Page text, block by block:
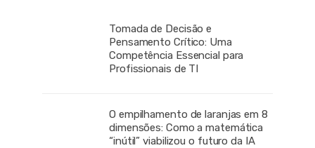
Tomada de Decisão e
Pensamento Crítico: Uma
Competência Essencial para
Profissionais de TI
O empilhamento de laranjas em 8
dimensões: Como a matemática
“inútil” viabilizou o futuro da IA